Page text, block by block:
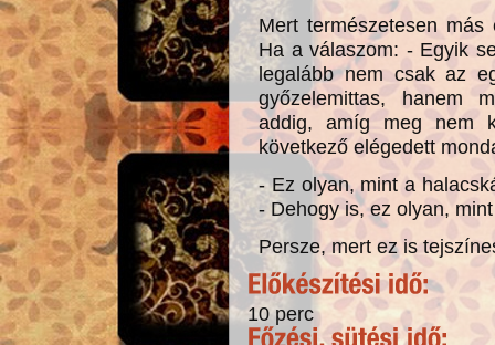
Mert természetesen
Ha a válaszom: - Egyik
legalább nem csak az
győzelemittas, hanem
addig, amíg meg nem
következő elégedett
- Ez olyan, mint a
- Dehogy is, ez olyan,
Persze, mert ez is
10 perc